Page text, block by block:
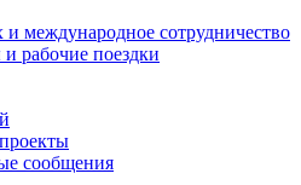
международное сотрудничество
рабочие поездки
сообщения